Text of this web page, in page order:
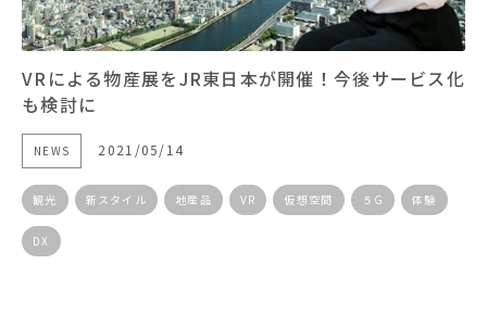
VRによる物産展をJR東日本が開催！今後サービス化
も検討に
NEWS 2021/05/14
観光 新スタイル 地産品 VR 仮想空間 ５G 体験
DX